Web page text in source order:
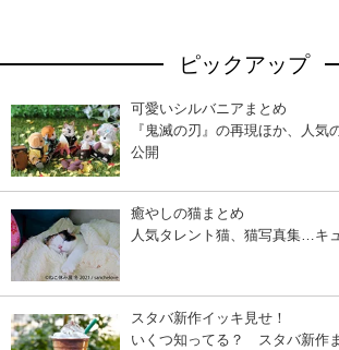
ピックアップ
可愛いシルバニアまとめ
『鬼滅の刃』の再現ほか、人気
公開
癒やしの猫まとめ
人気タレント猫、猫写真集…キ
スタバ新作イッキ見せ！
いくつ知ってる？ スタバ新作